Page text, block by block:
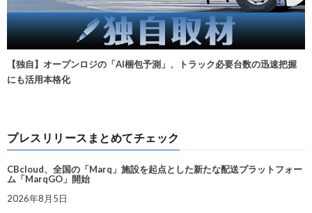
【独自】オープンロジの「AI梱包予測」、トラック必要台数の迅速把握
にも活用本格化
プレスリリースまとめてチェック
CBcloud、全国の「Marq」施設を起点とした新たな配送プラットフォー
ム「MarqGO」開始
2026年8月5日